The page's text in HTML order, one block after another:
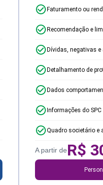
Faturamento ou
Recomendação e
Dívidas, negativas e
Detalhamento de
Dados
Informações do SPC
Quadro societário e
A partir deR$